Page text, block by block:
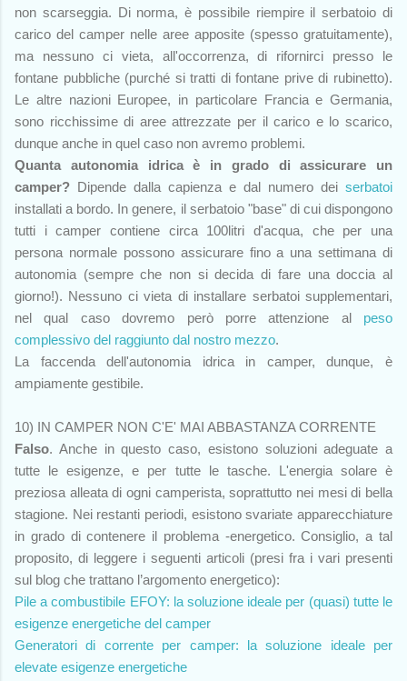
non scarseggia. Di norma, è possibile riempire il serbatoio di
carico del camper nelle aree apposite (spesso gratuitamente),
ma nessuno ci vieta, all'occorrenza, di rifornirci presso le
fontane pubbliche (purché si tratti di fontane prive di rubinetto).
Le altre nazioni Europee, in particolare Francia e Germania,
sono ricchissime di aree attrezzate per il carico e lo scarico,
dunque anche in quel caso non avremo problemi.
Quanta autonomia idrica è in grado di assicurare un
camper? Dipende dalla capienza e dal numero dei serbatoi
installati a bordo. In genere, il serbatoio "base" di cui dispongono
tutti i camper contiene circa 100litri d'acqua, che per una
persona normale possono assicurare fino a una settimana di
autonomia (sempre che non si decida di fare una doccia al
giorno!). Nessuno ci vieta di installare serbatoi supplementari,
nel qual caso dovremo però porre attenzione al peso
complessivo del raggiunto dal nostro mezzo.
La faccenda dell'autonomia idrica in camper, dunque, è
ampiamente gestibile.
10) IN CAMPER NON C'E' MAI ABBASTANZA CORRENTE
Falso. Anche in questo caso, esistono soluzioni adeguate a
tutte le esigenze, e per tutte le tasche. L'energia solare è
preziosa alleata di ogni camperista, soprattutto nei mesi di bella
stagione. Nei restanti periodi, esistono svariate apparecchiature
in grado di contenere il problema -energetico. Consiglio, a tal
proposito, di leggere i seguenti articoli (presi fra i vari presenti
sul blog che trattano l’argomento energetico):
Pile a combustibile EFOY: la soluzione ideale per (quasi) tutte le
esigenze energetiche del camper
Generatori di corrente per camper: la soluzione ideale per
elevate esigenze energetiche